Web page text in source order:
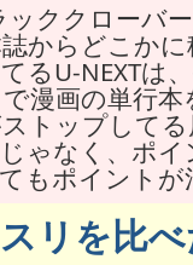
ククローバ
からどこか
るU-NEXTは
漫画の単行
トップして
ゃなく、ポ
もポイントが
リを比